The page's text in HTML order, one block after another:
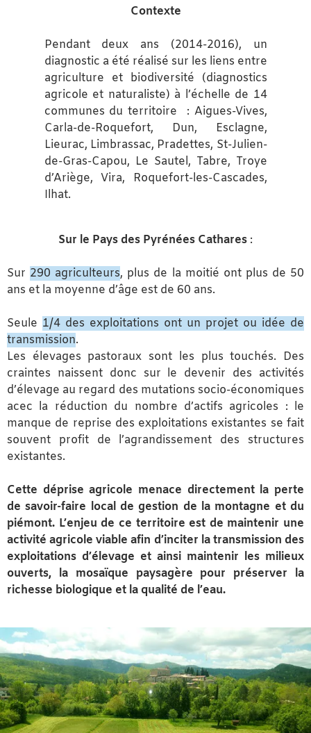
Contexte
Pendant deux ans (2014-2016), un
diagnostic a été réalisé sur les liens entre
agriculture et biodiversité (diagnostics
agricole et naturaliste) à l’échelle de 14
communes du territoire : Aigues-Vives,
Carla-de-Roquefort, Dun, Esclagne,
Lieurac, Limbrassac, Pradettes, St-Julien-
de-Gras-Capou, Le Sautel, Tabre, Troye
d’Ariège, Vira, Roquefort-les-Cascades,
Ilhat.
Sur le Pays des Pyrénées Cathares :
Sur 290 agriculteurs, plus de la moitié ont plus de 50
ans et la moyenne d’âge est de 60 ans.
Seule 1/4 des exploitations ont un projet ou idée de
transmission.
Les élevages pastoraux sont les plus touchés. Des
craintes naissent donc sur le devenir des activités
d’élevage au regard des mutations socio-économiques
acec la réduction du nombre d’actifs agricoles : le
manque de reprise des exploitations existantes se fait
souvent profit de l’agrandissement des structures
existantes.
Cette déprise agricole menace directement la perte
de savoir-faire local de gestion de la montagne et du
piémont. L’enjeu de ce territoire est de maintenir une
activité agricole viable afin d’inciter la transmission des
exploitations d’élevage et ainsi maintenir les milieux
ouverts, la mosaïque paysagère pour préserver la
richesse biologique et la qualité de l’eau.